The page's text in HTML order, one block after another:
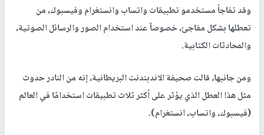
وقد تفاجأ مستخدمو تطبيقات واتساب وانستغرام وفيسبوك، من
تعطلها بشكل مفاجئ، خصوصاً عند استخدام الصور والرسائل الصوتية،
والمحادثات الكتابية.
ومن جانبها، قالت صحيفة الاندبندنت البريطانية، إنه من النادر حدوث
مثل هذا العطل الذي يؤثر على أكثر ثلاث تطبيقات استخدامًا في العالم
(فيسبوك، واتساب، انستغرام).